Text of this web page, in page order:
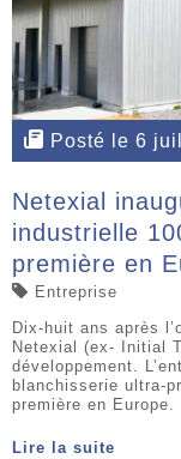
Posté le 6
Netexial
industrielle
première en
Entreprise
Dix-huit ans après
Netexial (ex- Initial
développement.
blanchisserie ultra-
première en Europe.
Lire la suite